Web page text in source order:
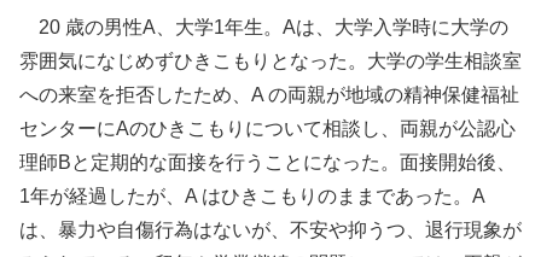
20 歳の男性A、大学1年生。Aは、大学入学時に大学の
雰囲気になじめずひきこもりとなった。大学の学生相談室
への来室を拒否したため、A の両親が地域の精神保健福祉
センターにAのひきこもりについて相談し、両親が公認心
理師Bと定期的な面接を行うことになった。面接開始後、
1年が経過したが、A はひきこもりのままであった。A
は、暴力や自傷行為はないが、不安や抑うつ、退行現象が